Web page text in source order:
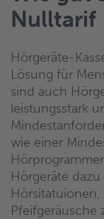
Nulltarif
Hörgeräte-
Lösung für
sind auch
leistungsstark
wie einer
Hörgeräte
Pfeifgeräusche